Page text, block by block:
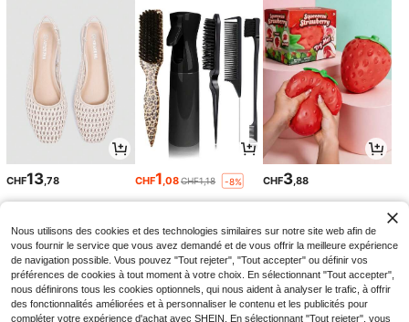
CHF13 ,78 CHF1 ,08CHF1,18 -8% CHF3 ,88
Nous utilisons des cookies et des technologies similaires sur notre site web afin de
vous fournir le service que vous avez demandé et de vous offrir la meilleure expérience
de navigation possible. Vous pouvez "Tout rejeter", "Tout accepter" ou définir vos
préférences de cookies à tout moment à votre choix. En sélectionnant "Tout accepter",
nous définirons tous les cookies optionnels, qui nous aident à analyser le trafic, à offrir
des fonctionnalités améliorées et à personnaliser le contenu et les publicités pour
compléter votre expérience d'achat avec SHEIN. En sélectionnant "Tout rejeter", vous